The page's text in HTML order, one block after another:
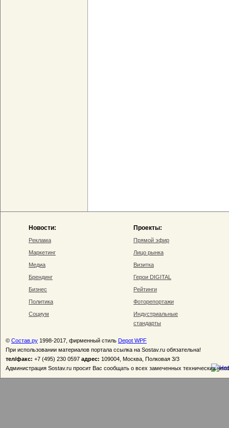
Новости:
Реклама
Маркетинг
Медиа
Брендинг
Бизнес
Политика
Социум
Проекты:
Прямой эфир
Лицо рынка
Визитка
Герои DIGITAL
Рейтинги
Фоторепортажи
Индустриальные
стандарты
© Состав.ру 1998-2017, фирменный стиль Depot WPF
При использовании материалов портала ссылка на Sostav.ru обязательна!
тел/факс: +7 (495) 230 0597 адрес: 109004, Москва, Полковая 3/3
Администрация Sostav.ru просит Вас сообщать о всех замеченных технических